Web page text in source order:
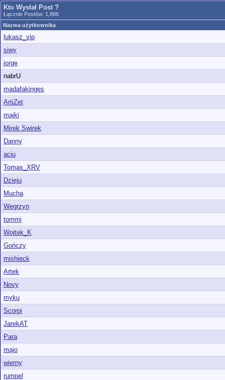
Kto Wysłał Post ?
Łącznie Postów: 1,886
Nazwa użytkownika
lukasz_vip
siwy
jorge
nabrU
madafakinges
ArtiZet
majki
Mirek Swirek
Danny
aciu
Tomas_XRV
Dzieju
Mucha
Wegrzyn
tommi
Wojtek_K
Gończy
mishieck
Artek
Novy
myku
Scorpi
JarekAT
Para
majo
wierny
rumpel